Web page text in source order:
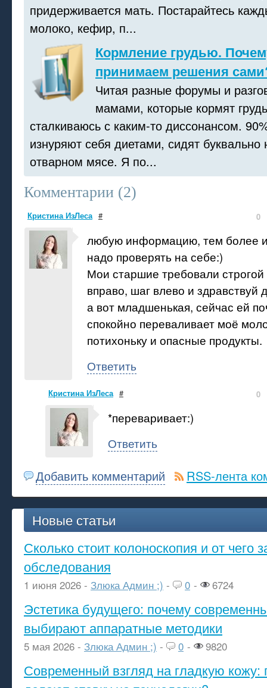
придерживается мать. Постарайтесь
молоко, кефир, п...
Кормление грудью.
принимаем решения
Читая разные форумы и
мамами, которые кормят
сталкиваюсь с каким-то диссонансом.
изнуряют себя диетами, сидят буквально
отварном мясе. Я по...
Комментарии (2)
Кристина ИзЛеса # 0
любую информацию, тем более
надо проверять на себе:)
Мои старшие требовали
вправо, шаг влево и здравствуй
а вот младшенькая, сейчас ей
спокойно переваливает моё
потихоньку и опасные продукты.
Ответить
Кристина ИзЛеса # 0
*переваривает:)
Ответить
Добавить комментарий RSS-лента
Новые статьи
Сколько стоит колоноскопия и от чего
обследования
1 июня 2026 - Злюка Админ ;) - 0 - 6724
Эстетика будущего: почему
выбирают аппаратные методики
5 мая 2026 - Злюка Админ ;) - 0 - 9820
Современный взгляд на гладкую кожу: